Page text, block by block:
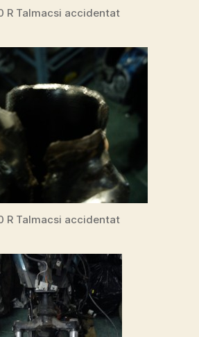
R Talmacsi accidentat
R Talmacsi accidentat